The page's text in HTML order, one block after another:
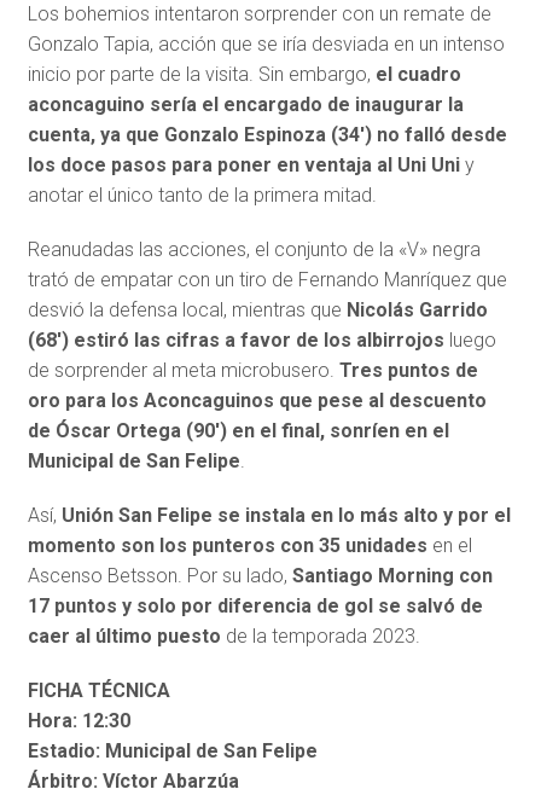
Los bohemios intentaron sorprender con un remate de
Gonzalo Tapia, acción que se iría desviada en un intenso
inicio por parte de la visita. Sin embargo, el cuadro
aconcaguino sería el encargado de inaugurar la
cuenta, ya que Gonzalo Espinoza (34′) no falló desde
los doce pasos para poner en ventaja al Uni Uniy
anotar el único tanto de la primera mitad.
Reanudadas las acciones, el conjunto de la «V» negra
trató de empatar con un tiro de Fernando Manríquez que
desvió la defensa local, mientras que Nicolás Garrido
(68′) estiró las cifras a favor de los albirrojos luego
de sorprender al meta microbusero. Tres puntos de
oro para los Aconcaguinos que pese al descuento
de Óscar Ortega (90′) en el final, sonríen en el
Municipal de San Felipe.
Así, Unión San Felipe se instala en lo más alto y por el
momento son los punteros con 35 unidades en el
Ascenso Betsson. Por su lado, Santiago Morning con
17 puntos y solo por diferencia de gol se salvó de
caer al último puesto de la temporada 2023.
FICHA TÉCNICA
Hora: 12:30
Estadio: Municipal de San Felipe
Árbitro: Víctor Abarzúa